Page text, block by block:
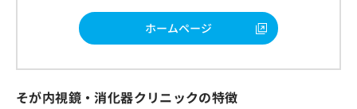
ホームページ
そが内視鏡・消化器クリニックの特徴